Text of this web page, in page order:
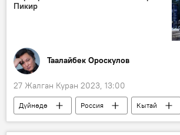
Пикир
Таалайбек Ороскулов
27 Жалган Куран 2023, 13:00
Дүйнөдө Россия
Кытай
Батыш
Улуу Британия